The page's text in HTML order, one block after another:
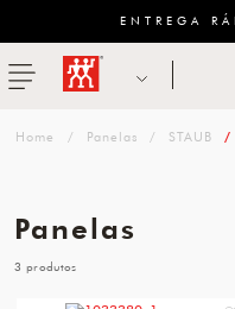
ENTREGA
menu ZWILLING
Panelas STAUB
Panelas
3